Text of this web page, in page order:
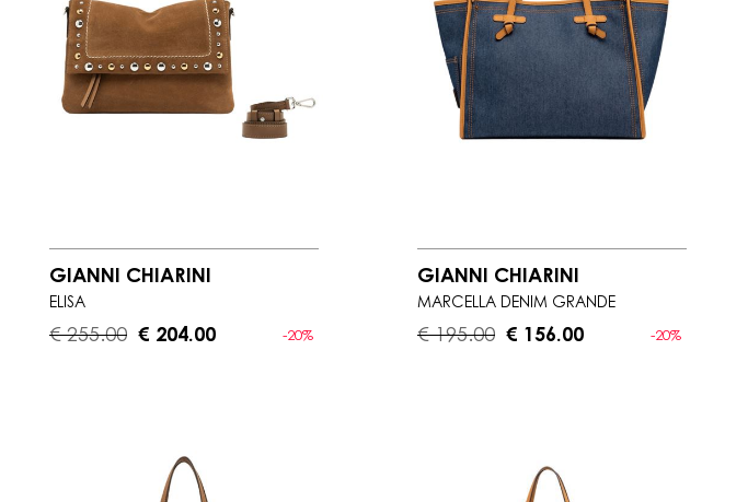
GIANNI CHIARINI
ELISA
€ 255.00 -20%
€ 204.00
GIANNI CHIARINI
MARCELLA DENIM GRANDE
€ 195.00 -20%
€ 156.00